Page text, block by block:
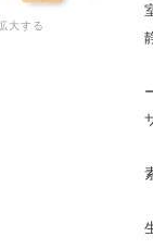
大する